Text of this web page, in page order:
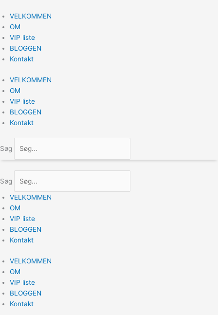
til
indholdet
VELKOMMEN
OM
VIP liste
BLOGGEN
Kontakt
VELKOMMEN
OM
VIP liste
BLOGGEN
Kontakt
Søg
Søg
VELKOMMEN
OM
VIP liste
BLOGGEN
Kontakt
VELKOMMEN
OM
VIP liste
BLOGGEN
Kontakt